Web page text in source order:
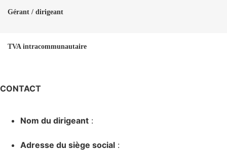
Gérant / dirigeant
TVA intracommunautaire
CONTACT
Nom du dirigeant :
Adresse du siège social :